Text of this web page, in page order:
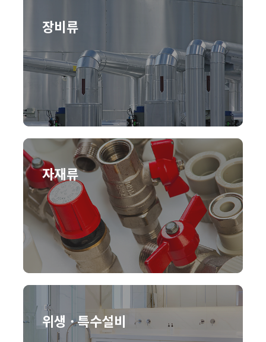
장비류
자재류
위생 · 특수설비